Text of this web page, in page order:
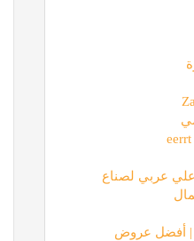
عربي لصناع
| أفضل عروض